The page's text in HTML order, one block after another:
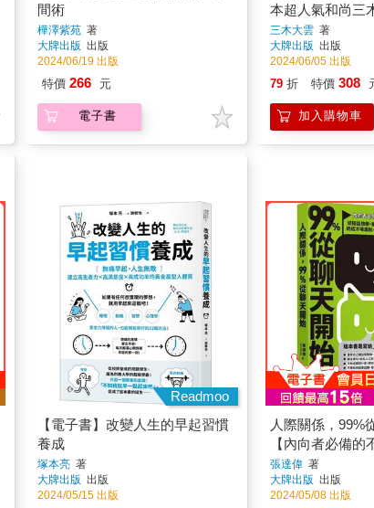
間術
樺澤紫苑著
大牌出版 出版
2024/06/19 出版
特價 266 元
電子書
本超人氣和尚三
溯前世今生、潛
的醒世之作
三木大雲著
大牌出版 出版
2024/06/05 出版
79 折 特價 308
加入購物車
Readmoo
【電子書】改變人生的早起習慣
養成
塚本亮著
大牌出版 出版
2024/05/15 出版
人際關係，99%
【內向者必備的
搭話技術、創造
型，終結冷場尷
出好交情
張達偉著
大牌出版 出版
2024/05/08 出版